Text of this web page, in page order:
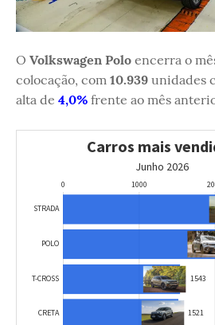
O Volkswagen Polo encerra o
colocação, com 10.939 unidades
alta de 4,0% frente ao mês